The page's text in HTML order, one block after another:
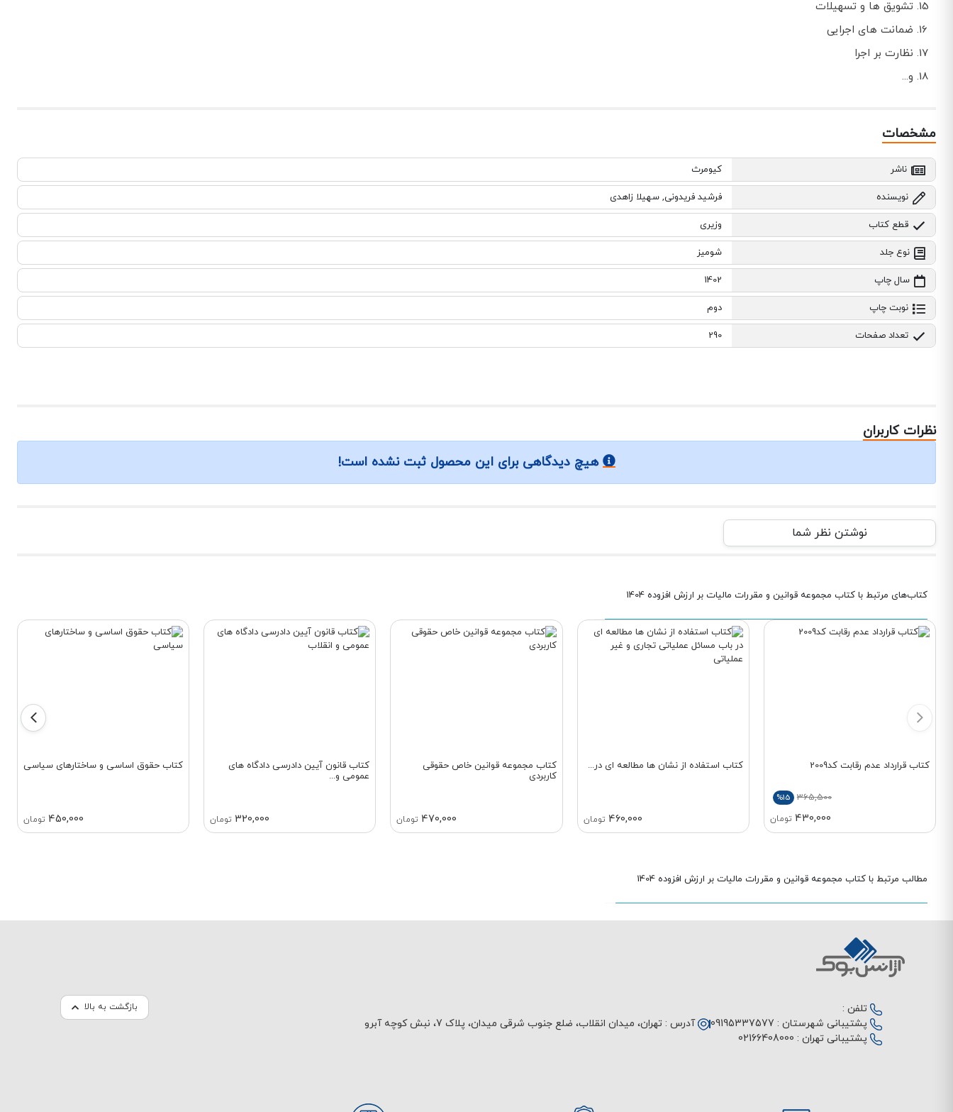
تشویق ها و تسهیلات
ضمانت های اجرایی
نظارت بر اجرا
و...
مشخصات
ناشر کیومرث
نویسنده فرشید فریدونی, سهیلا زاهدی
قطع کتاب وزیری
نوع جلد شومیز
سال چاپ 1402
نوبت چاپ دوم
تعداد صفحات 290
نظرات کاربران
هیچ دیدگاهی برای این محصول ثبت نشده است!
نوشتن نظر شما
کتاب‌های مرتبط با کتاب مجموعه قوانین و مقررات مالیات بر ارزش افزوده 1404
کتاب قرارداد عدم رقابت کد2009
365,500
%15
430,000 تومان
کتاب استفاده از نشان ها مطالعه ای در...
460,000 تومان
کتاب مجموعه قوانین خاص حقوقی
کاربردی
470,000 تومان
کتاب قانون آیین دادرسی دادگاه های
عمومی و...
320,000 تومان
کتاب حقوق اساسی و ساختارهای سیاسی
450,000 تومان
مطالب مرتبط با کتاب مجموعه قوانین و مقررات مالیات بر ارزش افزوده 1404
بازگشت به بالا
تلفن :
پشتیبانی شهرستان : 09195337577
پشتیبانی تهران : 02166408000
آدرس : تهران، میدان انقلاب، ضلع جنوب شرقی میدان، پلاک 7، نبش کوچه آبرو